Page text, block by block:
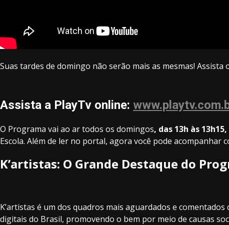
Suas tardes de domingo não serão mais as mesmas!
Assista a PlayTv online:
O Programa vai ao ar todos os domingos, das 13h às 13h15,
Escola. Além de ler no portal, agora você pode
K’artistas: O Grande Destaque do
K’artistas é um dos quadros mais aguardados e
digitais do Brasil, promovendo o bem por meio de causas